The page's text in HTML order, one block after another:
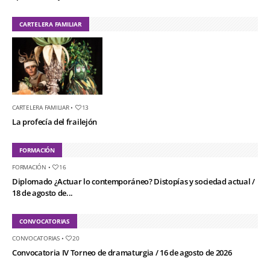
CARTELERA FAMILIAR
CARTELERA FAMILIAR• 13
La profecía del frailejón
FORMACIÓN
FORMACIÓN • 16
Diplomado ¿Actuar lo contemporáneo? Distopías y sociedad actual /
18 de agosto de...
CONVOCATORIAS
CONVOCATORIAS• 20
Convocatoria IV Torneo de dramaturgia / 16 de agosto de 2026